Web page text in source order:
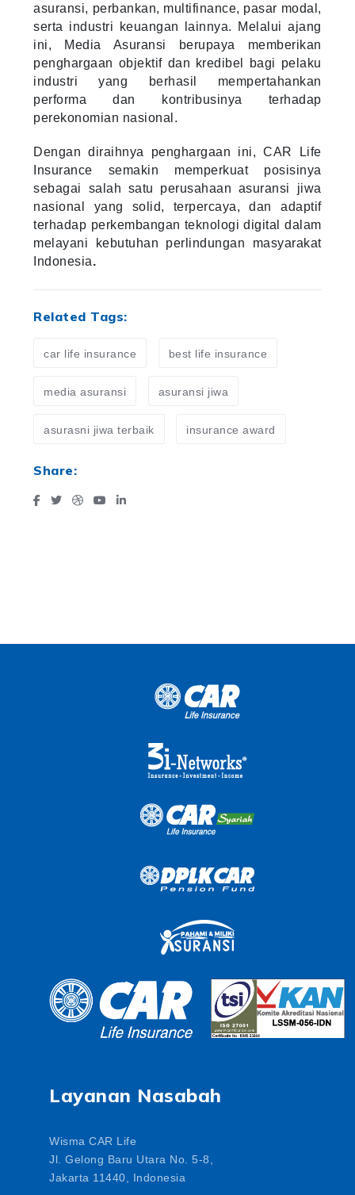
asuransi, perbankan, multifinance, pasar modal,
serta industri keuangan lainnya. Melalui ajang
ini, Media Asuransi berupaya memberikan
penghargaan objektif dan kredibel bagi pelaku
industri yang berhasil mempertahankan
performa dan kontribusinya terhadap
perekonomian nasional.
Dengan diraihnya penghargaan ini, CAR Life
Insurance semakin memperkuat posisinya
sebagai salah satu perusahaan asuransi jiwa
nasional yang solid, terpercaya, dan adaptif
terhadap perkembangan teknologi digital dalam
melayani kebutuhan perlindungan masyarakat
Indonesia.
Related Tags:
car life insurance best life insurance
media asuransi asuransi jiwa
asurasni jiwa terbaik insurance award
Share:
Layanan Nasabah
Wisma CAR Life
Jl. Gelong Baru Utara No. 5-8,
Jakarta 11440, Indonesia